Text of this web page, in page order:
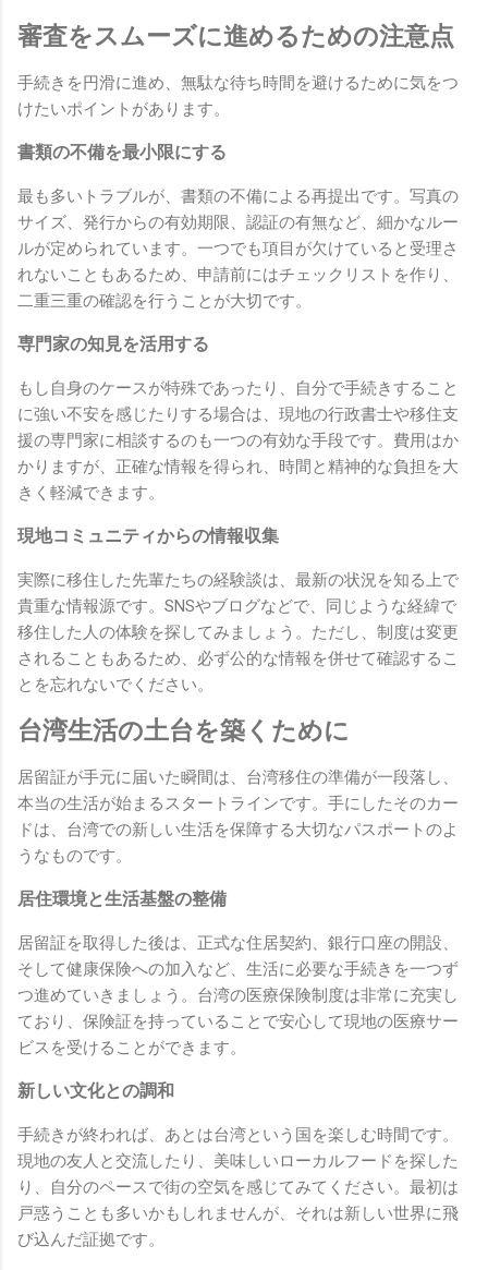
審査をスムーズに進めるための注意点
手続きを円滑に進め、無駄な待ち時間を避けるために気をつ
けたいポイントがあります。
書類の不備を最小限にする
最も多いトラブルが、書類の不備による再提出です。写真の
サイズ、発行からの有効期限、認証の有無など、細かなルー
ルが定められています。一つでも項目が欠けていると受理さ
れないこともあるため、申請前にはチェックリストを作り、
二重三重の確認を行うことが大切です。
専門家の知見を活用する
もし自身のケースが特殊であったり、自分で手続きすること
に強い不安を感じたりする場合は、現地の行政書士や移住支
援の専門家に相談するのも一つの有効な手段です。費用はか
かりますが、正確な情報を得られ、時間と精神的な負担を大
きく軽減できます。
現地コミュニティからの情報収集
実際に移住した先輩たちの経験談は、最新の状況を知る上で
貴重な情報源です。SNSやブログなどで、同じような経緯で
移住した人の体験を探してみましょう。ただし、制度は変更
されることもあるため、必ず公的な情報を併せて確認するこ
とを忘れないでください。
台湾生活の土台を築くために
居留証が手元に届いた瞬間は、台湾移住の準備が一段落し、
本当の生活が始まるスタートラインです。手にしたそのカー
ドは、台湾での新しい生活を保障する大切なパスポートのよ
うなものです。
居住環境と生活基盤の整備
居留証を取得した後は、正式な住居契約、銀行口座の開設、
そして健康保険への加入など、生活に必要な手続きを一つず
つ進めていきましょう。台湾の医療保険制度は非常に充実し
ており、保険証を持っていることで安心して現地の医療サー
ビスを受けることができます。
新しい文化との調和
手続きが終われば、あとは台湾という国を楽しむ時間です。
現地の友人と交流したり、美味しいローカルフードを探した
り、自分のペースで街の空気を感じてみてください。最初は
戸惑うことも多いかもしれませんが、それは新しい世界に飛
び込んだ証拠です。